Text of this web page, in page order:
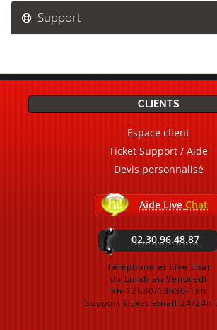
Support
CLIENTS
Espace client
Ticket Support / Aide
Devis personnalisé
Aide Live Chat
02.30.96.48.87
Téléphone et Live chat
du Lundi au Vendredi
9h-12h30/13h30-18h
Support ticket email 24/24h